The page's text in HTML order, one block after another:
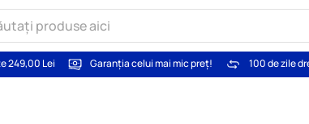
249,00 Lei Garanția celui mai mic preț! 100 de zile